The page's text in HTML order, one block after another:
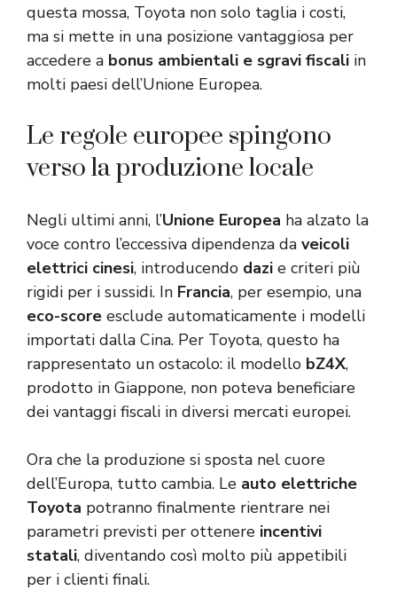
questa mossa, Toyota non solo taglia i costi,
ma si mette in una posizione vantaggiosa per
accedere a bonus ambientali e sgravi fiscali in
molti paesi dell’Unione Europea.
Le regole europee spingono
verso la produzione locale
Negli ultimi anni, l’Unione Europea ha alzato la
voce contro l’eccessiva dipendenza da veicoli
elettrici cinesi, introducendo dazi e criteri più
rigidi per i sussidi. In Francia, per esempio, una
eco-score esclude automaticamente i modelli
importati dalla Cina. Per Toyota, questo ha
rappresentato un ostacolo: il modello bZ4X,
prodotto in Giappone, non poteva beneficiare
dei vantaggi fiscali in diversi mercati europei.
Ora che la produzione si sposta nel cuore
dell’Europa, tutto cambia. Le auto elettriche
Toyota potranno finalmente rientrare nei
parametri previsti per ottenere incentivi
statali, diventando così molto più appetibili
per i clienti finali.